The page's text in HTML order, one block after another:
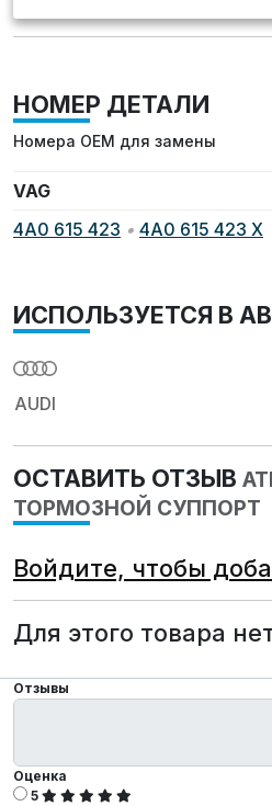
НОМЕР ДЕТАЛИ
Номера OEM для замены
VAG
4A0 615 423 • 4A0 615 423 X
ИСПОЛЬЗУЕТСЯ В
AUDI
ОСТАВИТЬ ОТЗЫВ
ТОРМОЗНОЙ СУППОРТ
Войдите, чтобы
Для этого товара
Отзывы
Оценка
5